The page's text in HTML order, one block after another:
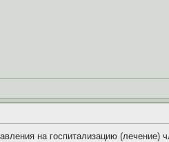
на госпитализацию